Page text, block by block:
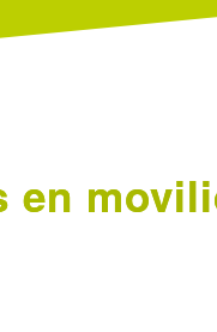
en